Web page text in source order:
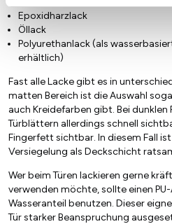
Epoxidharzlack
Öllack
Polyurethanlack (als
erhältlich)
Fast alle Lacke gibt es in
matten Bereich ist die Auswahl
auch Kreidefarben gibt. Bei
Türblättern allerdings schnell
Fingerfett sichtbar. In diesem Fall
Versiegelung als Deckschicht
Wer beim Türen lackieren gerne
verwenden möchte, sollte einen
Wasseranteil benutzen. Dieser
Tür starker Beanspruchung